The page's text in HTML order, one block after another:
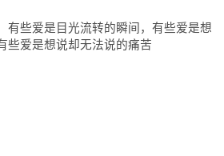
有些爱是目光流转的瞬间，有些爱是想
些爱是想说却无法说的痛苦